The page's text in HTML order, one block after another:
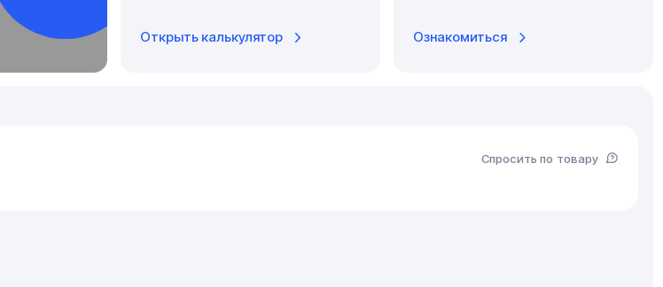
Открыть калькулятор Ознакомиться
Спросить по товару